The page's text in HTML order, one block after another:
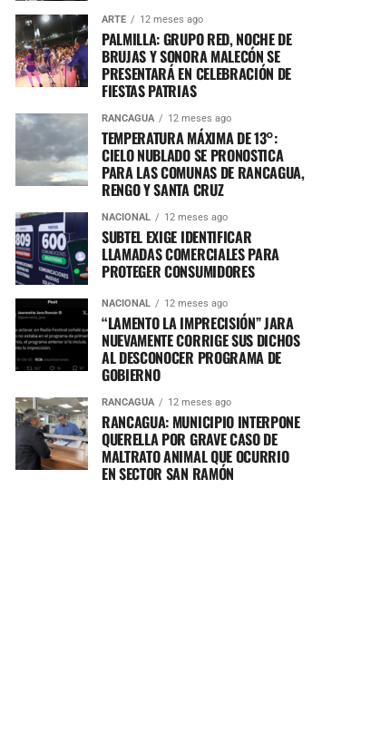
ARTE 12 meses ago
PALMILLA: GRUPO RED, NOCHE DE
BRUJAS Y SONORA MALECÓN SE
PRESENTARÁ EN CELEBRACIÓN DE
FIESTAS PATRIAS
RANCAGUA 12 meses ago
TEMPERATURA MÁXIMA DE 13°:
CIELO NUBLADO SE PRONOSTICA
PARA LAS COMUNAS DE RANCAGUA,
RENGO Y SANTA CRUZ
NACIONAL 12 meses ago
SUBTEL EXIGE IDENTIFICAR
LLAMADAS COMERCIALES PARA
PROTEGER CONSUMIDORES
NACIONAL 12 meses ago
“LAMENTO LA IMPRECISIÓN” JARA
NUEVAMENTE CORRIGE SUS DICHOS
AL DESCONOCER PROGRAMA DE
GOBIERNO
RANCAGUA 12 meses ago
RANCAGUA: MUNICIPIO INTERPONE
QUERELLA POR GRAVE CASO DE
MALTRATO ANIMAL QUE OCURRIO
EN SECTOR SAN RAMÓN